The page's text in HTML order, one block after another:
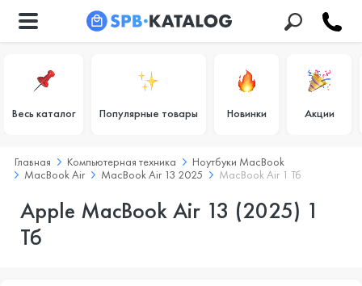
Весь каталог Популярные товары Новинки Акции
Главная Компьютерная техника
Ноутбуки MacBook
MacBook Air
MacBook Air 13 2025 MacBook Air 1 Тб
Apple MacBook Air 13 (2025) 1
Тб